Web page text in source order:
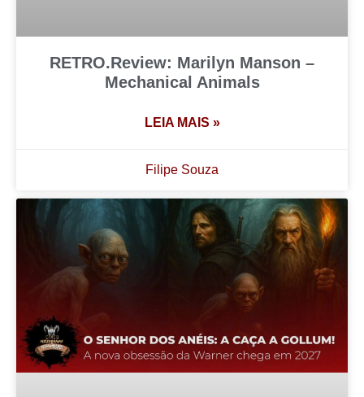
RETRO.Review: Marilyn Manson –
Mechanical Animals
LEIA MAIS »
Filipe Souza